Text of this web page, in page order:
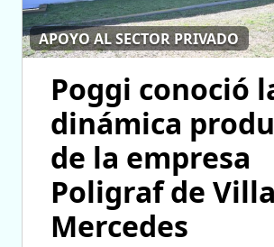
APOYO AL SECTOR PRIVADO
Poggi conoció
dinámica
de la empresa
Poligraf de Villa
Mercedes